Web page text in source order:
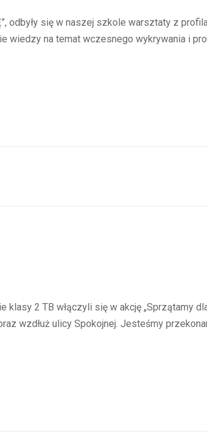
odbyły się w naszej szkole warsztaty z
wiedzy na temat wczesnego wykrywania i
2 TB włączyli się w akcję „Sprzątamy
wzdłuż ulicy Spokojnej. Jesteśmy